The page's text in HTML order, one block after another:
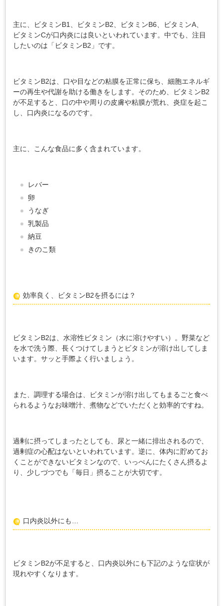
主に、ビタミンB1、ビタミンB2、ビタミンB6、ビタミンA、
ビタミンCが口内炎には良いといわれています。中でも、注目
したいのは「ビタミンB2」です。
ビタミンB2は、口や目などの粘膜を正常に保ち、細胞エネルギ
ーの再生や代謝を助ける働きをします。そのため、ビタミンB2
が不足すると、口の中や周りの皮膚や粘膜が荒れ、炎症を起こ
し、口内炎になるのです。
主に、こんな食品に多く含まれています。
レバー
卵
うなぎ
乳製品
納豆
きのこ類
効率良く、ビタミンB2を摂るには？
ビタミンB2は、水溶性ビタミン（水に溶けやすい）。野菜など
を水で洗う際、長くつけてしまうとビタミンが溶け出してしま
います。サッと手際よく行いましょう。
また、調理する場合は、ビタミンが溶け出してもまるごと食べ
られるようなお味噌汁、煮物などでいただくと効率的ですね。
過剰に摂ってしまったとしても、尿と一緒に排出されるので、
過剰症の心配はないといわれています。逆に、体内に貯めてお
くことができないビタミンなので、いっぺんにたくさん摂るよ
り、少しづつでも「毎日」摂ることが大切です。
口内炎以外にも…
ビタミンB2が不足すると、口内炎以外にも下記のような症状が
現れやすくなります。